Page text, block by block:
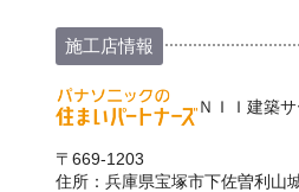
施工店情報
ＮＩＩ建築サ
〒669-1203
住所：兵庫県宝塚市下佐曽利山